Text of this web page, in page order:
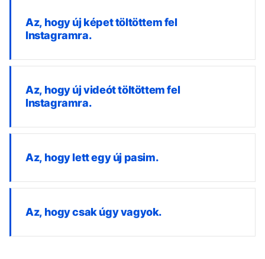
Az, hogy új képet töltöttem fel
Instagramra.
Az, hogy új videót töltöttem fel
Instagramra.
Az, hogy lett egy új pasim.
Az, hogy csak úgy vagyok.